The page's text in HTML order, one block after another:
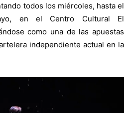
todos los miércoles, hasta el
en el Centro Cultural El
como una de las apuestas
independiente actual en la